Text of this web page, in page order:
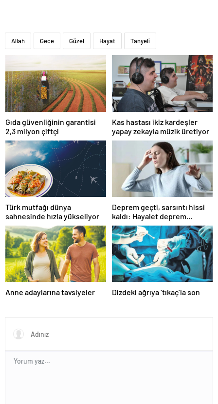
Allah Gece Güzel Hayat Tanyeli
Gıda güvenliğinin garantisi
2,3 milyon çiftçi
Kas hastası ikiz kardeşler
yapay zekayla müzik üretiyor
Türk mutfağı dünya
sahnesinde hızla yükseliyor
Deprem geçti, sarsıntı hissi
kaldı: Hayalet deprem
algısına dikkat!
Anne adaylarına tavsiyeler Dizdeki ağrıya ‘tıkaç’la son